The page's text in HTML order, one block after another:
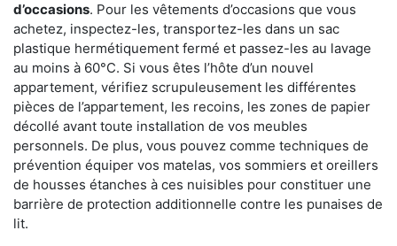
d’occasions. Pour les vêtements d’occasions que vous
achetez, inspectez-les, transportez-les dans un sac
plastique hermétiquement fermé et passez-les au lavage
au moins à 60°C. Si vous êtes l’hôte d’un nouvel
appartement, vérifiez scrupuleusement les différentes
pièces de l’appartement, les recoins, les zones de papier
décollé avant toute installation de vos meubles
personnels. De plus, vous pouvez comme techniques de
prévention équiper vos matelas, vos sommiers et oreillers
de housses étanches à ces nuisibles pour constituer une
barrière de protection additionnelle contre les punaises de
lit.